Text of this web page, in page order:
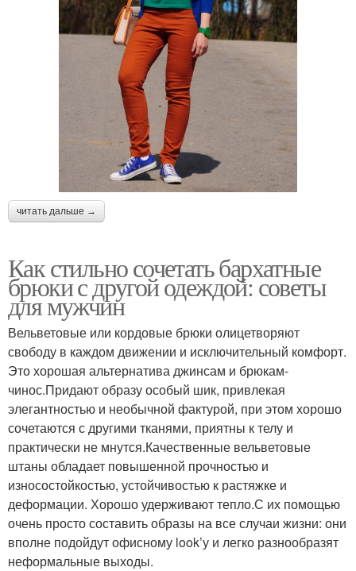
читать дальше →
Как стильно сочетать бархатные
брюки с другой одеждой: советы
для мужчин
Вельветовые или кордовые брюки олицетворяют
свободу в каждом движении и исключительный комфорт.
Это хорошая альтернатива джинсам и брюкам-
чинос.Придают образу особый шик, привлекая
элегантностью и необычной фактурой, при этом хорошо
сочетаются с другими тканями, приятны к телу и
практически не мнутся.Качественные вельветовые
штаны обладает повышенной прочностью и
износостойкостью, устойчивостью к растяжке и
деформации. Хорошо удерживают тепло.С их помощью
очень просто составить образы на все случаи жизни: они
вполне подойдут офисному look’у и легко разнообразят
неформальные выходы.